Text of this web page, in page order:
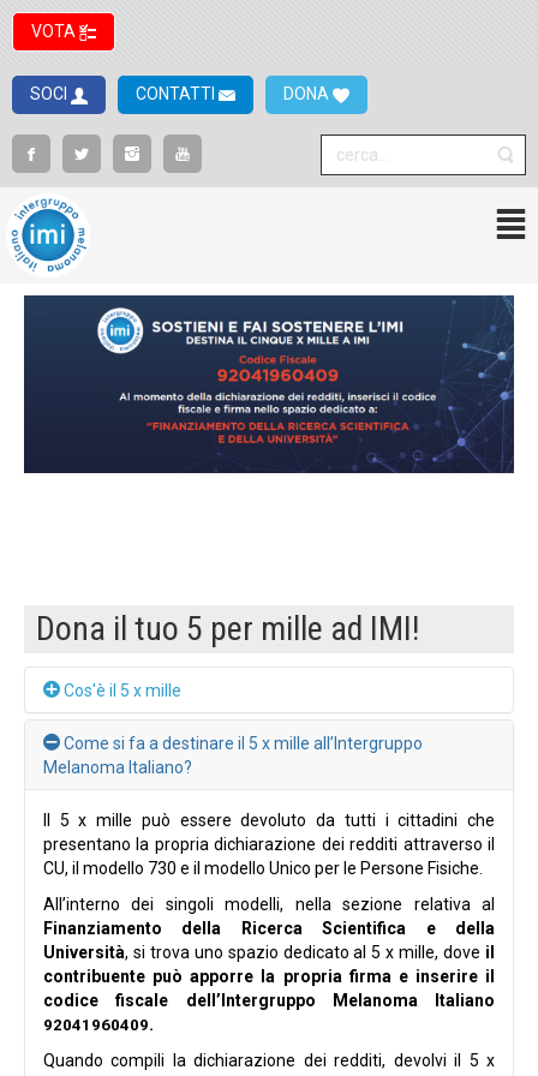
VOTA
SOCI CONTATTI DONA
Dona il tuo 5 per mille ad IMI!
Cos'è il 5 x mille
Il 5 x mille è la quota dell’Imposta sul Reddito delle Persone
Fisiche (IRPEF), che è possibile destinare, in sede di
dichiarazione dei redditi, a favore di organizzazioni non
profit e ad attività con finalità di interesse sociale.
Devolvere il 5 x mille all’Intergruppo Melanoma Italiano non
costa nulla. Infatti, non è un’imposta aggiuntiva e non si
somma all’ammontare dell’IRPEF. È un importo che lo Stato,
invece di trattenere, destina ad enti senza fini di lucro e a
soggetti specifici che svolgono attività di rilevanza sociale.
La destinazione del 5 x mille è anonima. L’Intergruppo
Melanoma Italiano non avrà in alcun modo accesso ai dati
personali dei contribuenti.
Come si fa a destinare il 5 x mille all’Intergruppo
Melanoma Italiano?
Il 5 x mille può essere devoluto da tutti i cittadini che
presentano la propria dichiarazione dei redditi attraverso il
CU, il modello 730 e il modello Unico per le Persone Fisiche.
All’interno dei singoli modelli, nella sezione relativa al
Finanziamento della Ricerca Scientifica e della
Università, si trova uno spazio dedicato al 5 x mille, dove il
contribuente può apporre la propria firma e inserire il
codice fiscale dell’Intergruppo Melanoma Italiano
92041960409.
Quando compili la dichiarazione dei redditi, devolvi il 5 x